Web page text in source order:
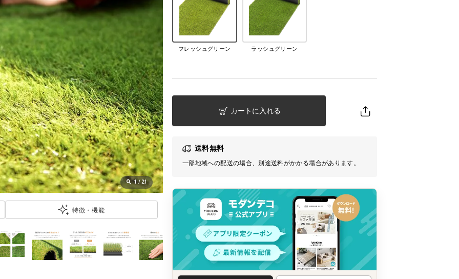
フレッシュグリーン ラッシュグリーン
カートに入れる
送料無料
一部地域への配送の場合、別途送料がかかる場合があります。
1/ 21
特徴・機能